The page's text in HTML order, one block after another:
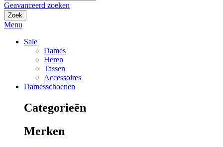
Geavanceerd zoeken
Zoek
Menu
Sale
Dames
Heren
Tassen
Accessoires
Damesschoenen
Categorieën
Merken